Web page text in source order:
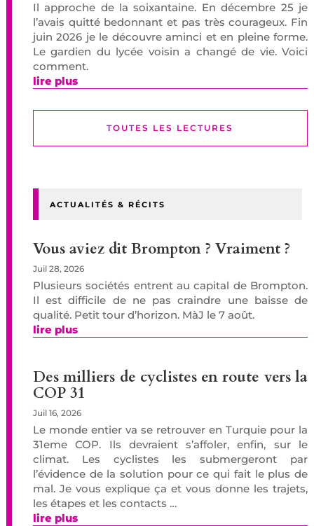
Il approche de la soixantaine. En décembre 25 je
l’avais quitté bedonnant et pas très courageux. Fin
juin 2026 je le découvre aminci et en pleine forme.
Le gardien du lycée voisin a changé de vie. Voici
comment.
lire plus
TOUTES LES LECTURES
ACTUALITÉS & RÉCITS
Vous aviez dit Brompton ? Vraiment ?
Juil 28, 2026
Plusieurs sociétés entrent au capital de Brompton.
Il est difficile de ne pas craindre une baisse de
qualité. Petit tour d’horizon. MàJ le 7 août.
lire plus
Des milliers de cyclistes en route vers la
COP 31
Juil 16, 2026
Le monde entier va se retrouver en Turquie pour la
31eme COP. Ils devraient s’affoler, enfin, sur le
climat. Les cyclistes les submergeront par
l’évidence de la solution pour ce qui fait le plus de
mal. Je vous explique ça et vous donne les trajets,
les étapes et les contacts …
lire plus